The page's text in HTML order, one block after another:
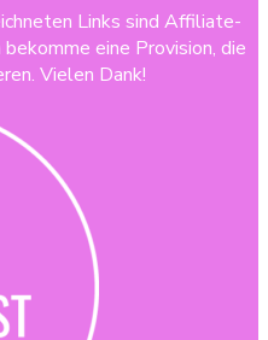
Links sind Affiliate-
eine Provision, die
Vielen Dank!